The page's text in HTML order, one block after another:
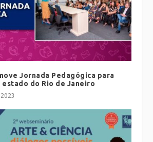
Jornada Pedagógica para
do Rio de Janeiro